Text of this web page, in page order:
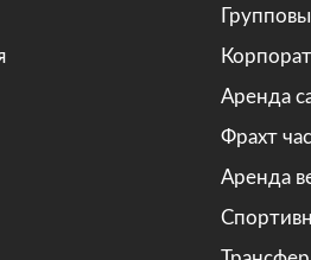
Аренда
Фрахт
Аренда